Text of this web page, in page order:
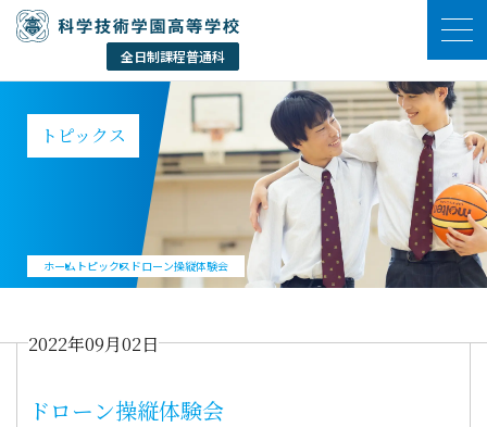
トピックス
ホーム トピックス ドローン操縦体験会
2022年09月02日
ドローン操縦体験会